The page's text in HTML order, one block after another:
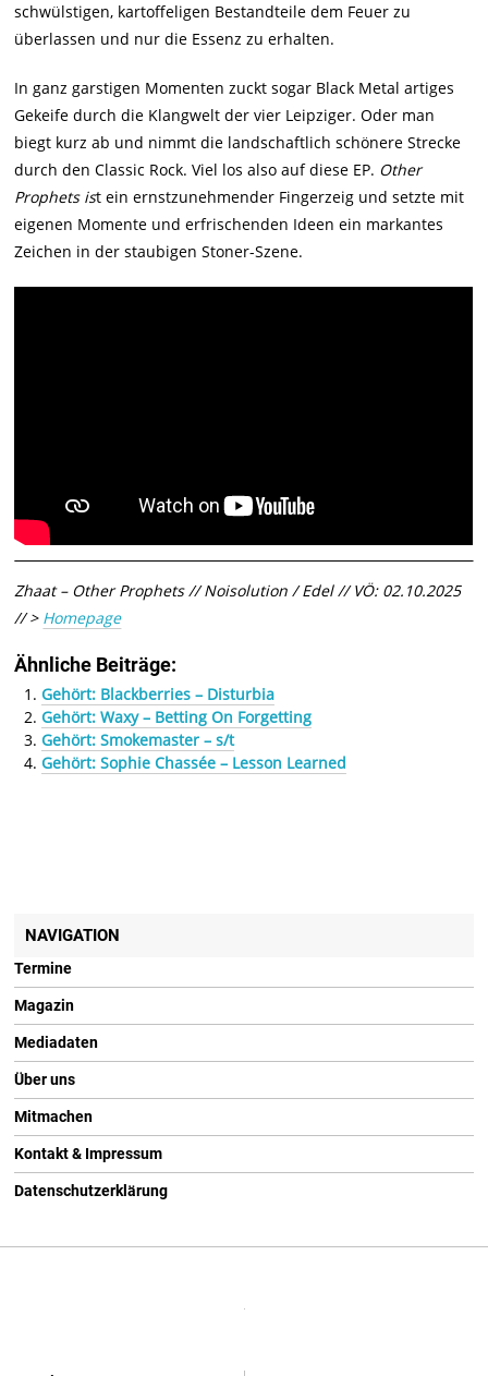
schwülstigen, kartoffeligen Bestandteile dem Feuer zu
überlassen und nur die Essenz zu erhalten.
In ganz garstigen Momenten zuckt sogar Black Metal artiges
Gekeife durch die Klangwelt der vier Leipziger. Oder man
biegt kurz ab und nimmt die landschaftlich schönere Strecke
durch den Classic Rock. Viel los also auf diese EP. Other
Prophets ist ein ernstzunehmender Fingerzeig und setzte mit
eigenen Momente und erfrischenden Ideen ein markantes
Zeichen in der staubigen Stoner-Szene.
Zhaat – Other Prophets // Noisolution / Edel // VÖ: 02.10.2025
// > Homepage
Ähnliche Beiträge:
Gehört: Blackberries – Disturbia
Gehört: Waxy – Betting On Forgetting
Gehört: Smokemaster – s/t
Gehört: Sophie Chassée – Lesson Learned
NAVIGATION
Termine
Magazin
Mediadaten
Über uns
Mitmachen
Kontakt & Impressum
Datenschutzerklärung